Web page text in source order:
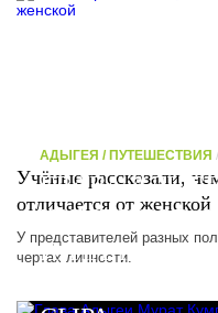
Учёные рассказали,
отличается от женской
У представителей разных
чертах личности.
АДЫГЕЯ / ПУТЕШЕСТВИЯ
ГЛАВА
КУМПИЛОВ
НАЧАЛЕ